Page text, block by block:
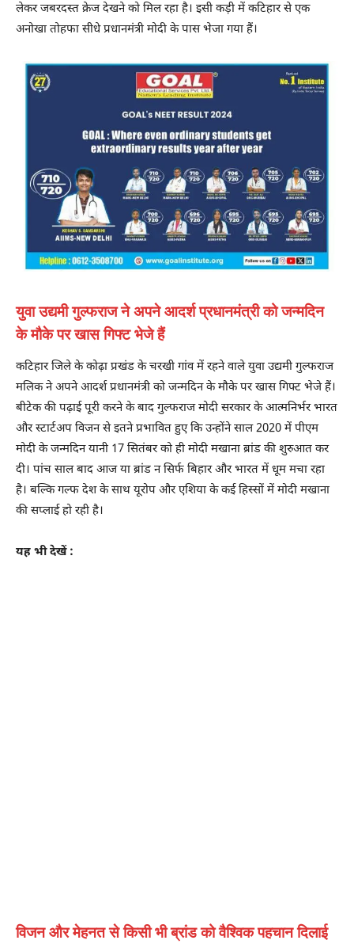
लेकर जबरदस्त क्रेज देखने को मिल रहा है। इसी कड़ी में कटिहार से एक
अनोखा तोहफा सीधे प्रधानमंत्री मोदी के पास भेजा गया हैं।
युवा उद्यमी गुल्फराज ने अपने आदर्श प्रधानमंत्री को जन्मदिन
के मौके पर खास गिफ्ट भेजे हैं
कटिहार जिले के कोढ़ा प्रखंड के चरखी गांव में रहने वाले युवा उद्यमी गुल्फराज
मलिक ने अपने आदर्श प्रधानमंत्री को जन्मदिन के मौके पर खास गिफ्ट भेजे हैं।
बीटेक की पढ़ाई पूरी करने के बाद गुल्फराज मोदी सरकार के आत्मनिर्भर भारत
और स्टार्टअप विजन से इतने प्रभावित हुए कि उन्होंने साल 2020 में पीएम
मोदी के जन्मदिन यानी 17 सितंबर को ही मोदी मखाना ब्रांड की शुरुआत कर
दी। पांच साल बाद आज या ब्रांड न सिर्फ बिहार और भारत में धूम मचा रहा
है। बल्कि गल्फ देश के साथ यूरोप और एशिया के कई हिस्सों में मोदी मखाना
की सप्लाई हो रही है।
यह भी देखें :
विजन और मेहनत से किसी भी ब्रांड को वैश्विक पहचान दिलाई